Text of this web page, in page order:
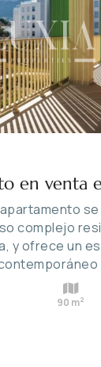
en venta
complejo
y ofrece un
90 m2